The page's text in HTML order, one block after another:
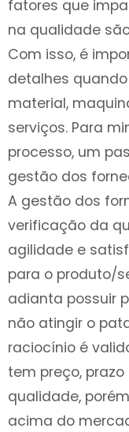
fatores que
na qualidade
Com isso, é
detalhes
material,
serviços. Para
processo, um
gestão dos
A gestão dos
verificação da
agilidade e
para o produto/
adianta possuir
não atingir o
raciocínio é
tem preço,
qualidade,
acima do